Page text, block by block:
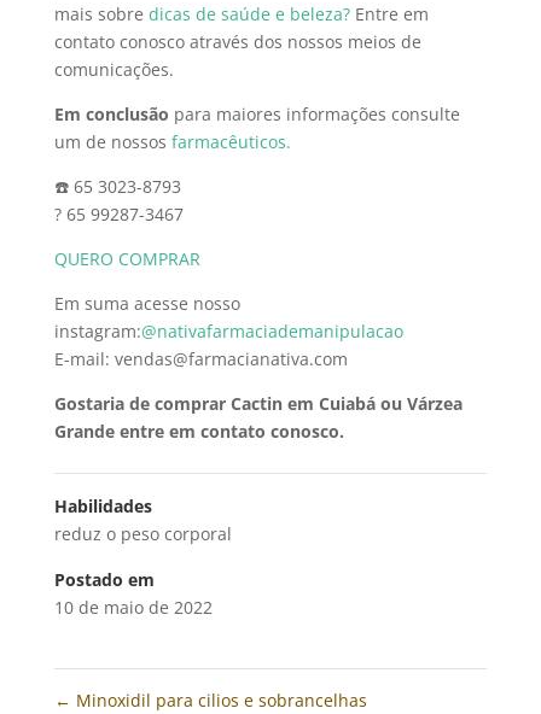
mais sobre dicas de saúde e beleza?Entre em
contato conosco através dos nossos meios de
comunicações.
Em conclusão para maiores informações consulte
um de nossos farmacêuticos.
☎️ 65 3023-8793
? 65 99287-3467
QUERO COMPRAR
Em suma acesse nosso
instagram:@nativafarmaciademanipulacao
E-mail: vendas@farmacianativa.com
Gostaria de comprar Cactin em Cuiabá ou Várzea
Grande entre em contato conosco.
Habilidades
reduz o peso corporal
Postado em
10 de maio de 2022
← Minoxidil para cilios e sobrancelhas